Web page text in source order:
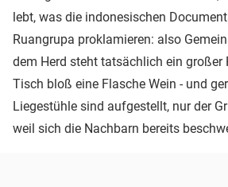
lebt, was die indonesischen
Ruangrupa proklamieren: also
dem Herd steht tatsächlich ein großer
Tisch bloß eine Flasche Wein - und
Liegestühle sind aufgestellt, nur der
weil sich die Nachbarn bereits